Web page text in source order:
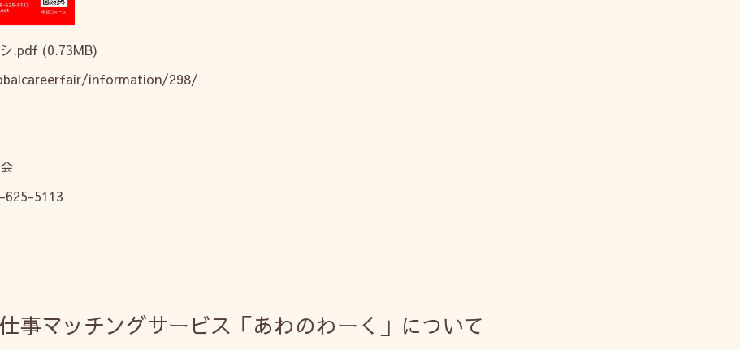
.pdf (0.73MB)
information/298/
625-5113
事マッチングサービス「あわのわーく」について